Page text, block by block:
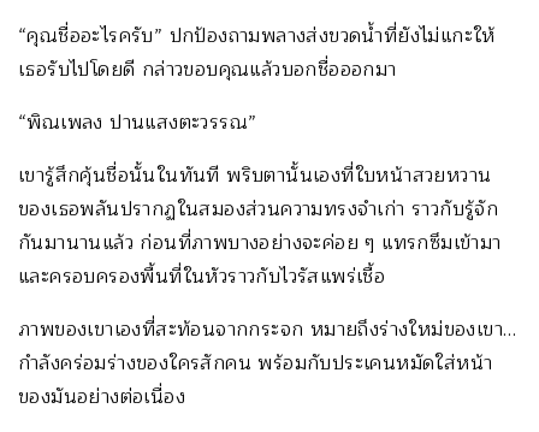
“คุณชื่ออะไรครับ” ปกป้องถามพลางส่งขวดน้ำที่ยังไม่แกะให้
เธอรับไปโดยดี กล่าวขอบคุณแล้วบอกชื่อออกมา
“พิณเพลง ปานแสงตะวรรณ”
เขารู้สึกคุ้นชื่อนั้นในทันที พริบตานั้นเองที่ใบหน้าสวยหวาน
ของเธอพลันปรากฏในสมองส่วนความทรงจำเก่า ราวกับรู้จัก
กันมานานแล้ว ก่อนที่ภาพบางอย่างจะค่อย ๆ แทรกซึมเข้ามา
และครอบครองพื้นที่ในหัวราวกับไวรัสแพร่เชื้อ
ภาพของเขาเองที่สะท้อนจากกระจก หมายถึงร่างใหม่ของเขา…
กำลังคร่อมร่างของใครสักคน พร้อมกับประเคนหมัดใส่หน้า
ของมันอย่างต่อเนื่อง